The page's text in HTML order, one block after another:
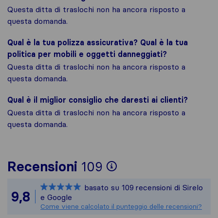
Questa ditta di traslochi non ha ancora risposto a
questa domanda.
Qual è la tua polizza assicurativa? Qual è la tua
politica per mobili e oggetti danneggiati?
Questa ditta di traslochi non ha ancora risposto a
questa domanda.
Qual è il miglior consiglio che daresti ai clienti?
Questa ditta di traslochi non ha ancora risposto a
questa domanda.
Recensioni 109
Per avere un
Tutte le
9,8
basato su 109 recensioni di Sirelo
e Google
Come viene calcolato il punteggio delle recensioni?